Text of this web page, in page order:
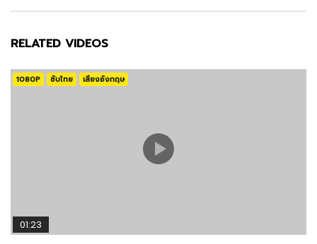
PRODUCTION
RELATED VIDEOS
1080P ซับไทย เสียงอังกฤษ
01:23